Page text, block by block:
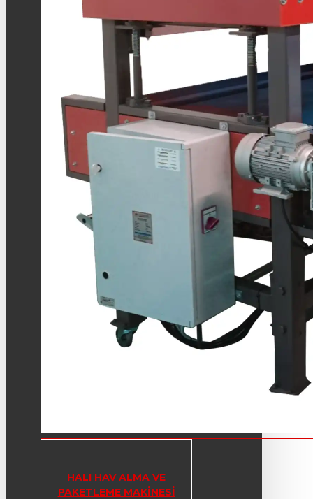
HALI HAV ALMA VE
PAKETLEME MAKINESI